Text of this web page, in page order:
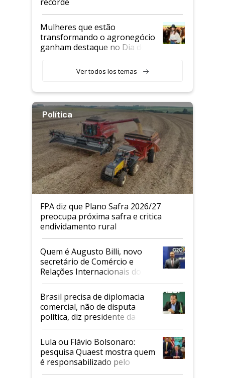
Mulheres que estão
transformando o agronegócio
ganham destaque no Dia do
Ver todos los temas
Política
FPA diz que Plano Safra 2026/27
preocupa próxima safra e critica
endividamento rural
Quem é Augusto Billi, novo
secretário de Comércio e
Relações Internacionais do
Mapa
Brasil precisa de diplomacia
comercial, não de disputa
política, diz presidente da
Faesp
Lula ou Flávio Bolsonaro:
pesquisa Quaest mostra quem
é responsabilizado pelo
tarifaço dos EUA